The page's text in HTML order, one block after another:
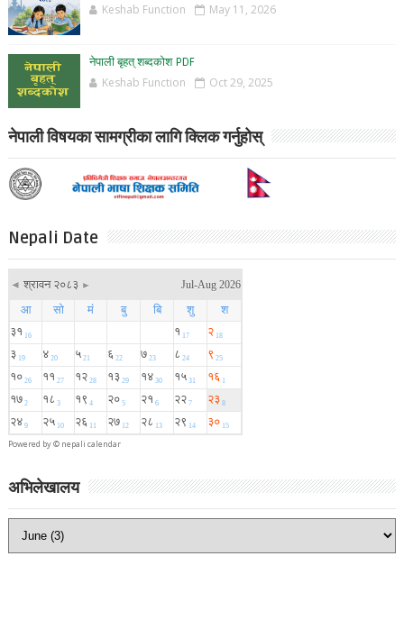
Keshab Function May 11, 2026
नेपाली बृहत् शब्दकोश PDF
Keshab Function Oct 29, 2025
नेपाली विषयका सामग्रीका लागि क्लिक गर्नुहोस्
Nepali Date
Powered by © nepali calendar
अभिलेखालय